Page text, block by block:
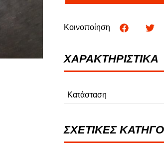
Κοινοποίηση
ΧΑΡΑΚΤΗΡΙΣΤΙΚΑ
Κατάσταση
ΣΧΕΤΙΚΕΣ